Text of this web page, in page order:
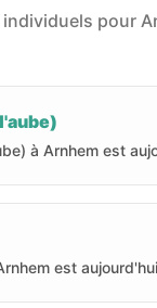
pour
à Arnhem est
est